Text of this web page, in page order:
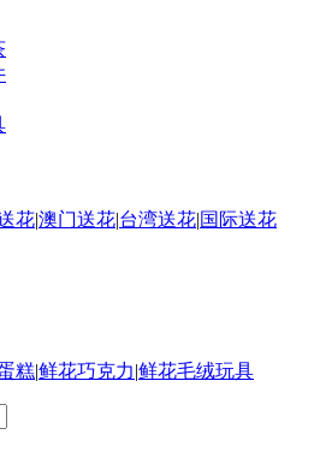
花|澳门送花|台湾送花|国际送花
糕|鲜花巧克力|鲜花毛绒玩具